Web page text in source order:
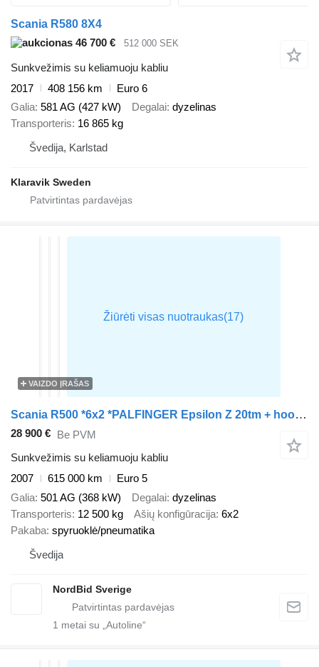
Scania R580 8X4
46 700 €
512 000 SEK
Sunkvežimis su keliamuoju kabliu
2017
408 156 km
Euro 6
Galia 581 AG (427 kW) Degalai dyzelinas
Transporteris 16 865 kg
Švedija, Karlstad
Klaravik Sweden
VAIZDO ĮRAŠAS
Scania R500 *6x2 *PALFINGER Epsilon Z 20tm + hook JOAB *EURO 5 *VIDEO
28 900 € Be PVM
Sunkvežimis su keliamuoju kabliu
2007
615 000 km
Euro 5
Galia 501 AG (368 kW) Degalai dyzelinas
Transporteris 12 500 kg Ašių konfigūracija 6x2
Pakaba spyruoklė/pneumatika
Švedija
NordBid Sverige
1 metai su „Autoline“